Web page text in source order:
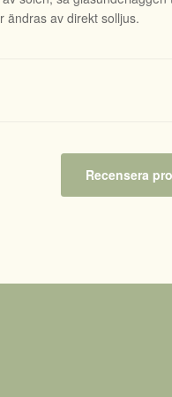
ändras av direkt solljus.
Recensera